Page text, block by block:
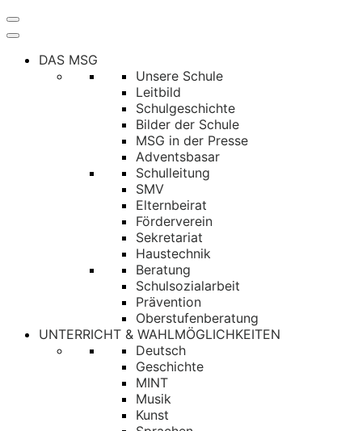
Navigation
umschalten
DAS MSG
Unsere Schule
Leitbild
Schulgeschichte
Bilder der Schule
MSG in der Presse
Adventsbasar
Schulleitung
SMV
Elternbeirat
Förderverein
Sekretariat
Haustechnik
Beratung
Schulsozialarbeit
Prävention
Oberstufenberatung
UNTERRICHT & WAHLMÖGLICHKEITEN
Deutsch
Geschichte
MINT
Musik
Kunst